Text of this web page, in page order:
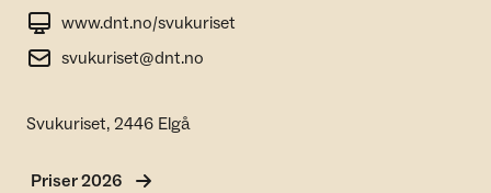
www.dnt.no/svukuriset
svukuriset@dnt.no
Svukuriset, 2446 Elgå
Priser 2026